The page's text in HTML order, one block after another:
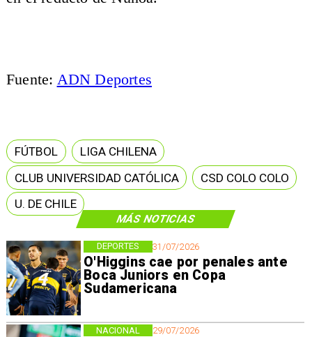
MÁS NOTICIAS
31/07/2026
O'Higgins cae por penales ante
Boca Juniors en Copa
Sudamericana
DEPORTES
29/07/2026
NACIONAL
Fuente: ADN Deportes
FÚTBOL
LIGA CHILENA
CLUB UNIVERSIDAD CATÓLICA
CSD COLO COLO
U. DE CHILE